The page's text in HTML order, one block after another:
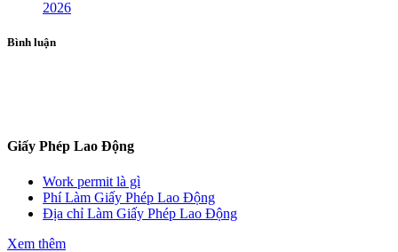
2026
Bình luận
Giấy Phép Lao Động
Work permit là gì
Phí Làm Giấy Phép Lao Động
Địa chỉ Làm Giấy Phép Lao Động
Xem thêm